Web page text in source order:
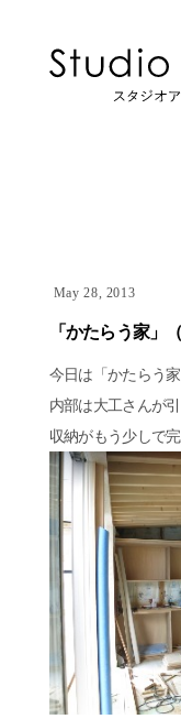
May 28, 2013
「かたらう家」
今日は「かたらう
内部は大工さんが
収納がもう少しで完